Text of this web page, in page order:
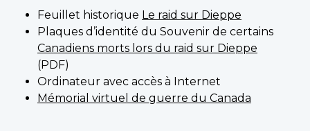
Feuillet historique Le raid sur Dieppe
Plaques d’identité du Souvenir de certains
Canadiens morts lors du raid sur Dieppe
(PDF)
Ordinateur avec accès à Internet
Mémorial virtuel de guerre du Canada